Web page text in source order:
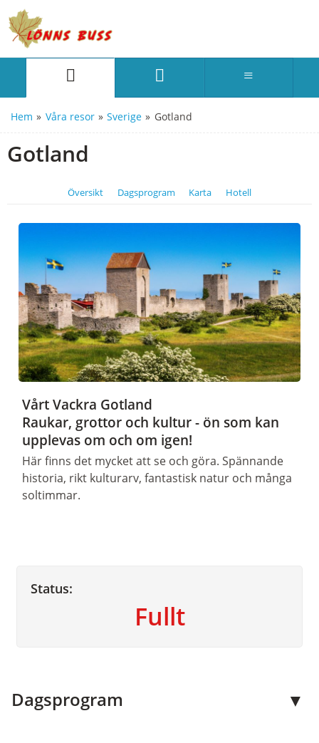
Hem » Våra resor » Sverige » Gotland
Gotland
Översikt Dagsprogram Karta Hotell
Vårt Vackra Gotland
Raukar, grottor och kultur - ön som kan
upplevas om och om igen!
Här finns det mycket att se och göra. Spännande
historia, rikt kulturarv, fantastisk natur och många
soltimmar.
Status:
Fullt
Dagsprogram